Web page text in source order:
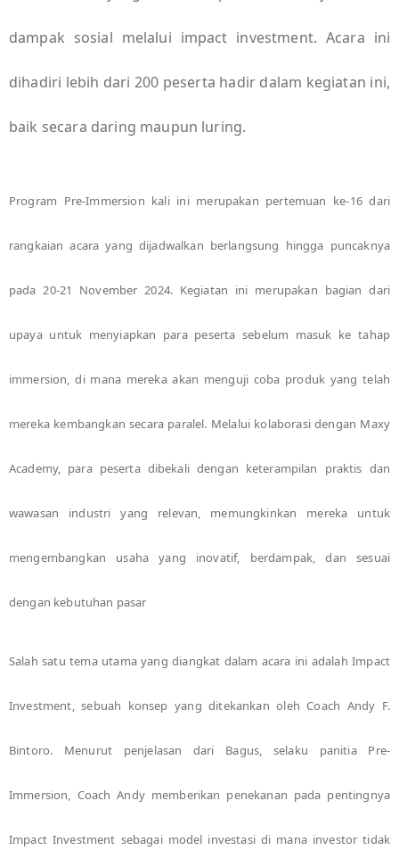
dampak sosial melalui impact investment. Acara ini
dihadiri lebih dari 200 peserta hadir dalam kegiatan ini,
baik secara daring maupun luring.
Program Pre-Immersion kali ini merupakan pertemuan ke-16 dari
rangkaian acara yang dijadwalkan berlangsung hingga puncaknya
pada 20-21 November 2024. Kegiatan ini merupakan bagian dari
upaya untuk menyiapkan para peserta sebelum masuk ke tahap
immersion, di mana mereka akan menguji coba produk yang telah
mereka kembangkan secara paralel. Melalui kolaborasi dengan Maxy
Academy, para peserta dibekali dengan keterampilan praktis dan
wawasan industri yang relevan, memungkinkan mereka untuk
mengembangkan usaha yang inovatif, berdampak, dan sesuai
dengan kebutuhan pasar
Salah satu tema utama yang diangkat dalam acara ini adalah Impact
Investment, sebuah konsep yang ditekankan oleh Coach Andy F.
Bintoro. Menurut penjelasan dari Bagus, selaku panitia Pre-
Immersion, Coach Andy memberikan penekanan pada pentingnya
Impact Investment sebagai model investasi di mana investor tidak